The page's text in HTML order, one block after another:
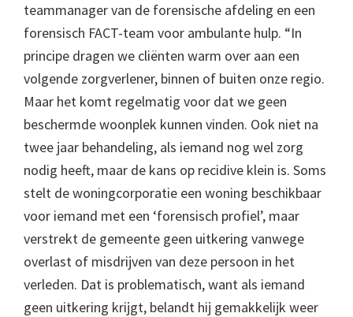
teammanager van de forensische afdeling en een
forensisch FACT-team voor ambulante hulp. “In
principe dragen we cliënten warm over aan een
volgende zorgverlener, binnen of buiten onze regio.
Maar het komt regelmatig voor dat we geen
beschermde woonplek kunnen vinden. Ook niet na
twee jaar behandeling, als iemand nog wel zorg
nodig heeft, maar de kans op recidive klein is. Soms
stelt de woningcorporatie een woning beschikbaar
voor iemand met een ‘forensisch profiel’, maar
verstrekt de gemeente geen uitkering vanwege
overlast of misdrijven van deze persoon in het
verleden. Dat is problematisch, want als iemand
geen uitkering krijgt, belandt hij gemakkelijk weer